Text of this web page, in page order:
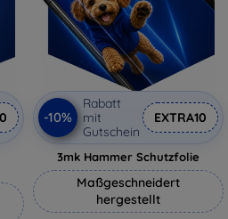
-10%
Rabatt
mit
Gutschein
EXTRA10
3mk Hammer Schutzfolie
Maßgeschneidert
hergestellt